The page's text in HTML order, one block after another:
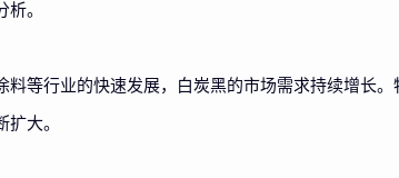
。
料等行业的快速发展，白炭黑的市场需求持续增长
大。